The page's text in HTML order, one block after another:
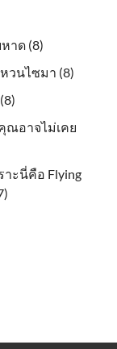
าด (8)
วนไซมา (8)
ณอาจไม่เคย
ะนี่คือ Flying